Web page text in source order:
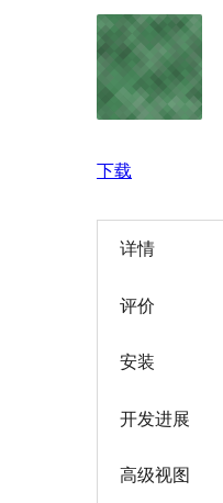
下载
详情
评价
安装
开发进展
高级视图